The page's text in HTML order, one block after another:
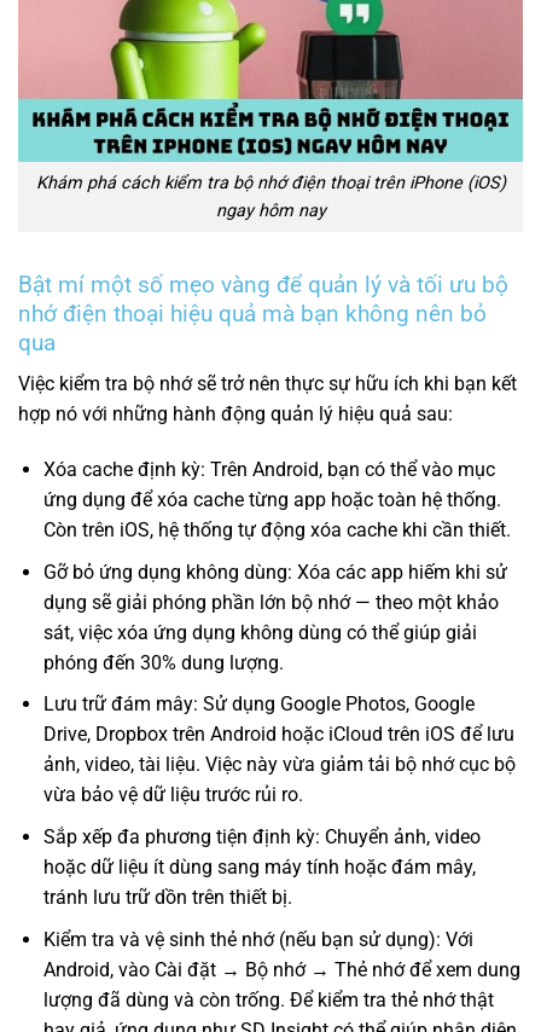
Khám phá cách kiểm tra bộ nhớ điện thoại trên iPhone (iOS)
ngay hôm nay
Bật mí một số mẹo vàng để quản lý và tối ưu bộ
nhớ điện thoại hiệu quả mà bạn không nên bỏ
qua
Việc kiểm tra bộ nhớ sẽ trở nên thực sự hữu ích khi bạn kết
hợp nó với những hành động quản lý hiệu quả sau:
Xóa cache định kỳ: Trên Android, bạn có thể vào mục
ứng dụng để xóa cache từng app hoặc toàn hệ thống.
Còn trên iOS, hệ thống tự động xóa cache khi cần thiết.
Gỡ bỏ ứng dụng không dùng: Xóa các app hiếm khi sử
dụng sẽ giải phóng phần lớn bộ nhớ — theo một khảo
sát, việc xóa ứng dụng không dùng có thể giúp giải
phóng đến 30% dung lượng.
Lưu trữ đám mây: Sử dụng Google Photos, Google
Drive, Dropbox trên Android hoặc iCloud trên iOS để lưu
ảnh, video, tài liệu. Việc này vừa giảm tải bộ nhớ cục bộ
vừa bảo vệ dữ liệu trước rủi ro.
Sắp xếp đa phương tiện định kỳ: Chuyển ảnh, video
hoặc dữ liệu ít dùng sang máy tính hoặc đám mây,
tránh lưu trữ dồn trên thiết bị.
Kiểm tra và vệ sinh thẻ nhớ (nếu bạn sử dụng): Với
Android, vào Cài đặt → Bộ nhớ → Thẻ nhớ để xem dung
lượng đã dùng và còn trống. Để kiểm tra thẻ nhớ thật